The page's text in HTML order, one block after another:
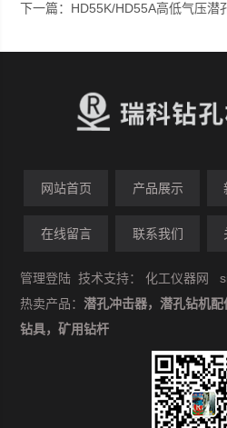
下一篇： HD55K/HD55A高低气压潜
网站首页 产品展示
在线留言 联系我们
管理登陆 技术支持：化工仪器网
热卖产品：潜孔冲击器，潜孔钻机
钻具，矿用钻杆